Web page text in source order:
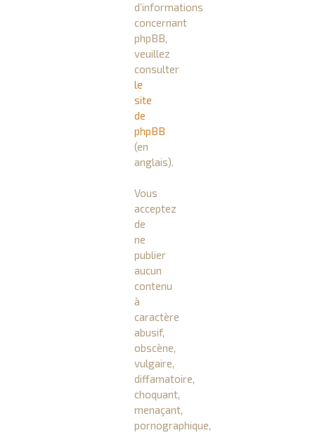
d’informations
concernant
phpBB,
veuillez
consulter
le
site
de
phpBB
(en
anglais).
Vous
acceptez
de
ne
publier
aucun
contenu
à
caractère
abusif,
obscène,
vulgaire,
diffamatoire,
choquant,
menaçant,
pornographique,